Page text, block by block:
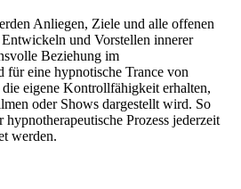
Anliegen, Ziele und alle offenen
und Vorstellen innerer
Beziehung im
für eine hypnotische Trance von
eigene Kontrollfähigkeit erhalten,
oder Shows dargestellt wird. So
Prozess jederzeit
werden.